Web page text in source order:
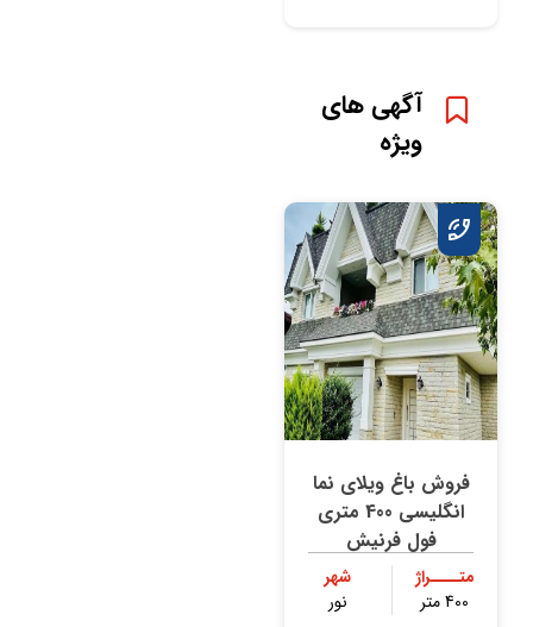
آگهی های
ویژه
فروش باغ ویلای نما
انگلیسی 400 متری
فول فرنیش
متــــراژ
400 متر
شهر
نور